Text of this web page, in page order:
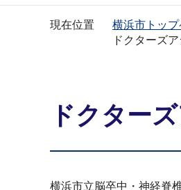
現在位置 横浜市トップ
ドクターズ
ドクター
横浜市立脳卒中・神経脊